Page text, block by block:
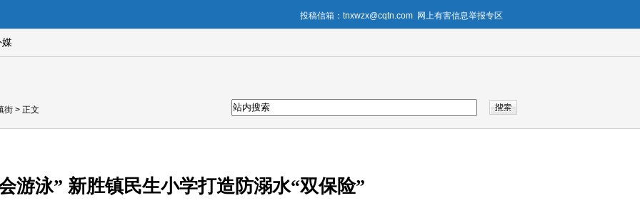
投稿信箱：tnxwzx@cqtn.com 网上有害信息举报专区
媒
街 > 正文
游泳” 新胜镇民生小学打造防溺水“双保险”